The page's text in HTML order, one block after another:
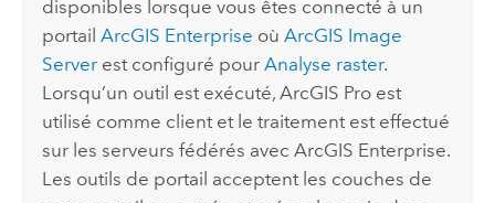
disponibles lorsque vous êtes connecté à un
portailArcGIS Enterprise oùArcGIS Image
Server est configuré pourAnalyse raster.
Lorsqu’un outil est exécuté,ArcGIS Pro est
utilisé comme client et le traitement est effectué
sur les serveurs fédérés avecArcGIS Enterprise.
Les outils de portail acceptent les couches de